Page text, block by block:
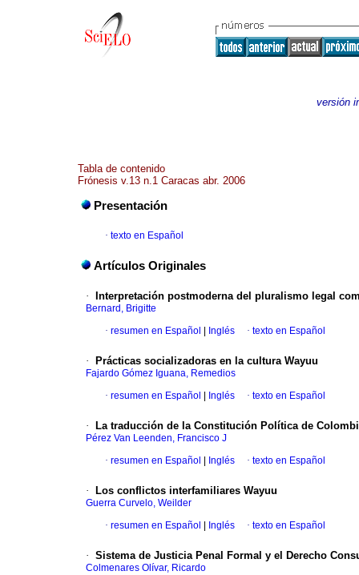
versión
Tabla de contenido
Frónesis v.13 n.1 Caracas abr. 2006
Presentación
· texto en Español
Artículos Originales
· Interpretación postmoderna del pluralismo legal
Bernard, Brigitte
· resumen en Español Inglés · texto en Español
· Prácticas socializadoras en la cultura Wayuu
Fajardo Gómez Iguana, Remedios
· resumen en Español Inglés · texto en Español
· La traducción de la Constitución Política de
Pérez Van Leenden, Francisco J
· resumen en Español Inglés · texto en Español
· Los conflictos interfamiliares Wayuu
Guerra Curvelo, Weilder
· resumen en Español Inglés · texto en Español
· Sistema de Justicia Penal Formal y el Derecho
Colmenares Olívar, Ricardo